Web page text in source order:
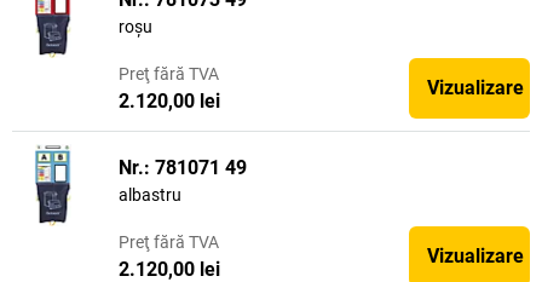
roșu
Preţ fără TVA
2.120,00 lei
Vizualizare
Nr.: 781071 49
albastru
Preţ fără TVA
2.120,00 lei
Vizualizare